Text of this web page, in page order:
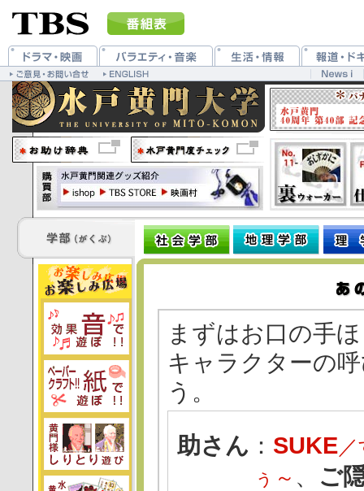
まずはお口の手
キャラクターの
う。
助さん ： SUKE
ぅ～ 、 ご